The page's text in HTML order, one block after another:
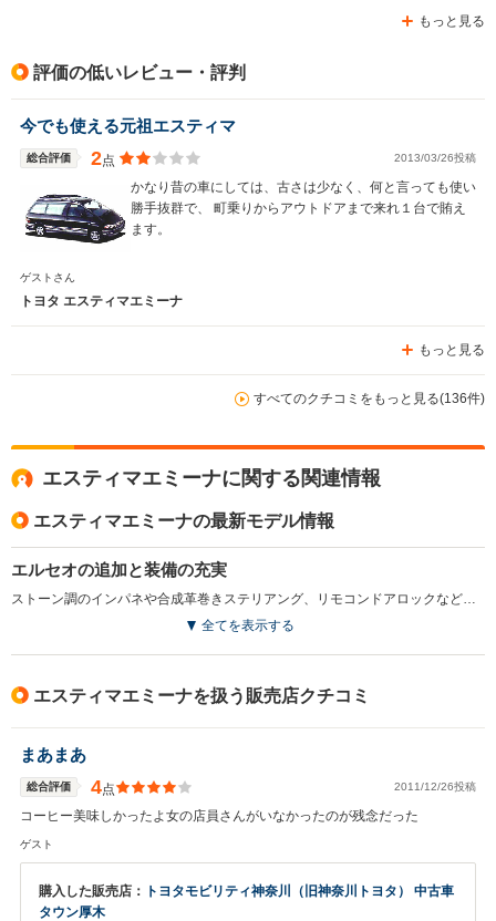
もっと見る
評価の低いレビュー・評判
今でも使える元祖エスティマ
総合評価 2点 2013/03/26投稿
かなり昔の車にしては、古さは少なく、何と言っても使い
勝手抜群で、 町乗りからアウトドアまで来れ１台で賄え
ます。
ゲストさん
トヨタ エスティマエミーナ
もっと見る
すべてのクチコミをもっと見る(136件)
エスティマエミーナに関する関連情報
エスティマエミーナの最新モデル情報
エルセオの追加と装備の充実
ストーン調のインパネや合成革巻きステリアング、リモコンドアロックなどを採用した上級グレード、エルセオを追加設定。同時に全車で内装材の変更、プリテンショナー＆フォースリミッター付きシートベルトの採用などを実施した。(1998.1)
全てを表示する
エスティマエミーナを扱う販売店クチコミ
まあまあ
総合評価 4点 2011/12/26投稿
コーヒー美味しかったよ女の店員さんがいなかったのが残念だった
ゲスト
購入した販売店：
トヨタモビリティ神奈川（旧神奈川トヨタ） 中古車
タウン厚木